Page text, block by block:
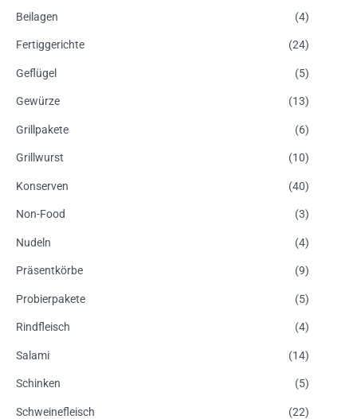
Beilagen (4)
Fertiggerichte (24)
Geflügel (5)
Gewürze (13)
Grillpakete (6)
Grillwurst (10)
Konserven (40)
Non-Food (3)
Nudeln (4)
Präsentkörbe (9)
Probierpakete (5)
Rindfleisch (4)
Salami (14)
Schinken (5)
Schweinefleisch (22)